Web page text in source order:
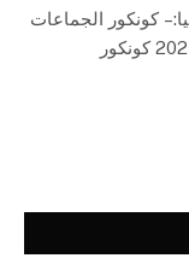
2025 المعلنة حاليا: – كونكور الجماعات
المحلية 2025 – كونكور العمالات و الأقاليم 2025 كونكور